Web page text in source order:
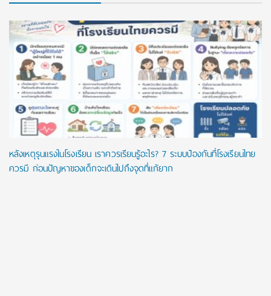
หลังเหตุรุนแรงในโรงเรียน เราควรเรียนรู้อะไร? 7 ระบบป้องกันที่โรงเรียนไทย
ควรมี ก่อนปัญหาของเด็กจะเดินไปถึงจุดที่แก้ยาก